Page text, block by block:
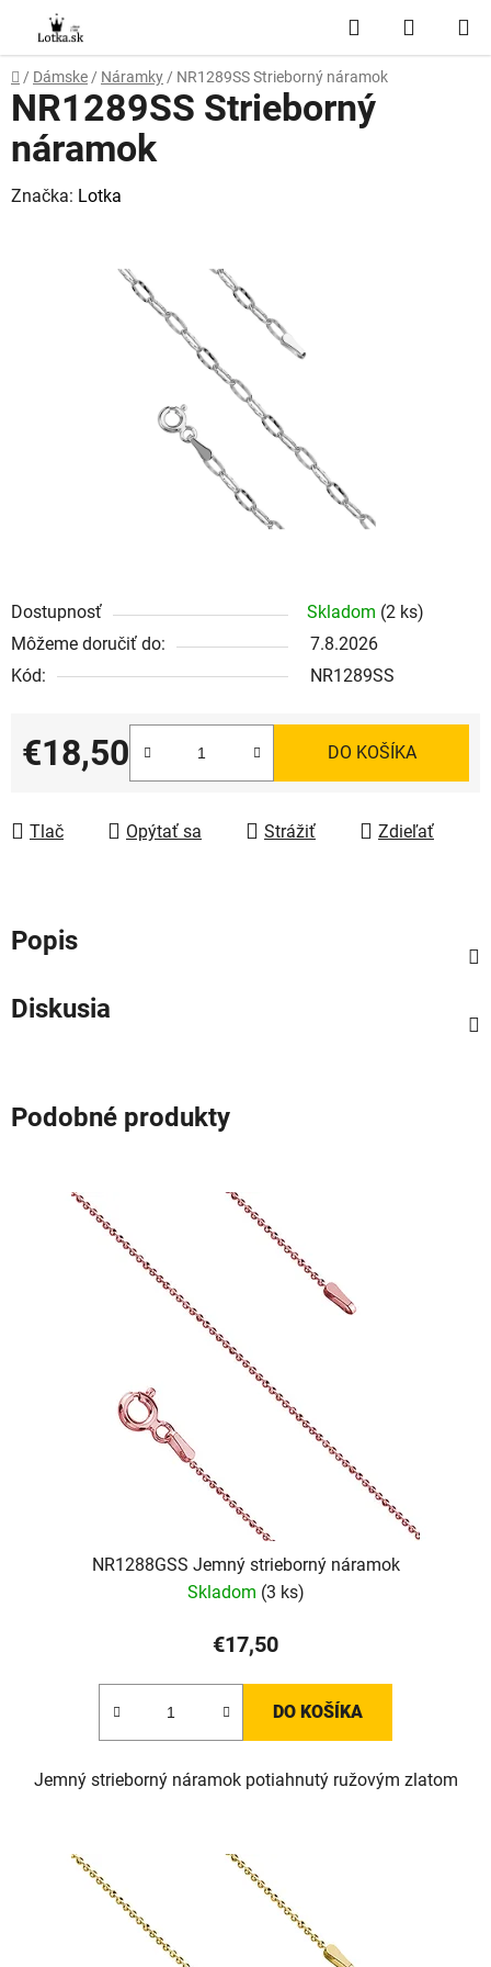
obsah
Hľadať
KOŠÍK
Domov
/ Dámske / Náramky / NR1289SS Strieborný náramok
Dostupnosť Skladom (2 ks)
Môžeme doručiť do:
7.8.2026
Kód:
NR1289SS
€18,50
Jednotková cena:
DO KOŠÍKA
Tlač Opýtať sa Strážiť Zdieľať
NR1289SS Strieborný
náramok
Značka: Lotka
Popis
Diskusia
Podobné produkty
NR1288GSS Jemný strieborný náramok
Skladom (3 ks)
€17,50
DO KOŠÍKA
Jemný strieborný náramok potiahnutý ružovým zlatom